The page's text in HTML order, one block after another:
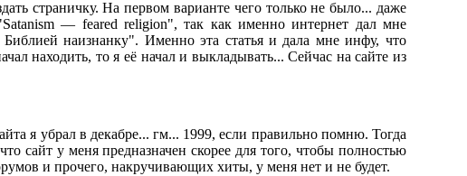
страничку. На первом варианте чего только не было... даже
— feared religion", так как именно интернет дал мне
наизнанку". Именно эта статья и дала мне инфу, что
находить, то я её начал и выкладывать... Сейчас на сайте из
я убрал в декабре... гм... 1999, если правильно помню. Тогда
сайт у меня предназначен скорее для того, чтобы полностью
и прочего, накручивающих хиты, у меня нет и не будет.